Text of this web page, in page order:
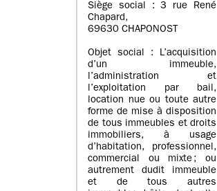
Siège social : 3 rue René
Chapard,
69630 CHAPONOST
Objet social : L’acquisition
d’un immeuble,
l’administration et
l’exploitation par bail,
location nue ou toute autre
forme de mise à disposition
de tous immeubles et droits
immobiliers, à usage
d’habitation, professionnel,
commercial ou mixte ; ou
autrement dudit immeuble
et de tous autres